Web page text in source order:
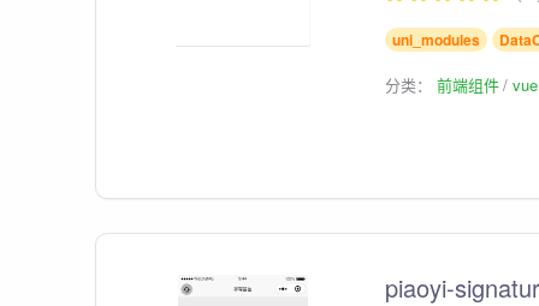
uni_modules
分类：前端组件
piaoyi-